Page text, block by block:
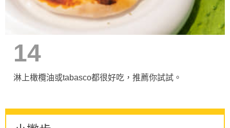
14
淋上橄欖油或tabasco都很好吃，推薦你試試。